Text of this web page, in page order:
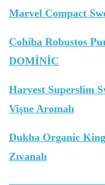
Marvel Compact
Cohiba Robustos
DOMİNİC
Harvest Superslim
Vişne Aromalı
Dukha Organic King
Zıvanalı